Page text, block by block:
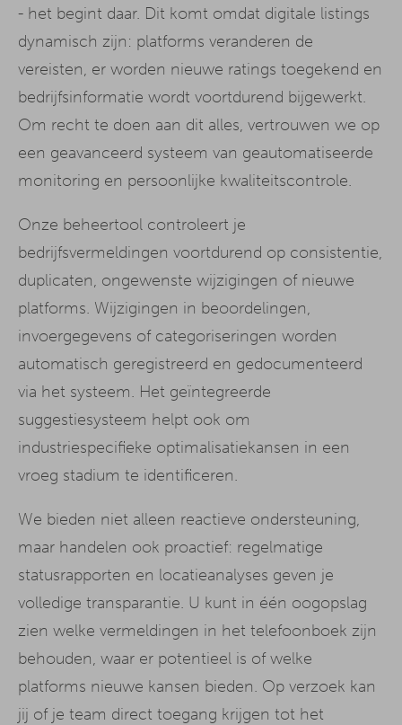
- het begint daar. Dit komt omdat digitale listings
dynamisch zijn: platforms veranderen de
vereisten, er worden nieuwe ratings toegekend en
bedrijfsinformatie wordt voortdurend bijgewerkt.
Om recht te doen aan dit alles, vertrouwen we op
een geavanceerd systeem van geautomatiseerde
monitoring en persoonlijke kwaliteitscontrole.
Onze beheertool controleert je
bedrijfsvermeldingen voortdurend op consistentie,
duplicaten, ongewenste wijzigingen of nieuwe
platforms. Wijzigingen in beoordelingen,
invoergegevens of categoriseringen worden
automatisch geregistreerd en gedocumenteerd
via het systeem. Het geïntegreerde
suggestiesysteem helpt ook om
industriespecifieke optimalisatiekansen in een
vroeg stadium te identificeren.
We bieden niet alleen reactieve ondersteuning,
maar handelen ook proactief: regelmatige
statusrapporten en locatieanalyses geven je
volledige transparantie. U kunt in één oogopslag
zien welke vermeldingen in het telefoonboek zijn
behouden, waar er potentieel is of welke
platforms nieuwe kansen bieden. Op verzoek kan
jij of je team direct toegang krijgen tot het